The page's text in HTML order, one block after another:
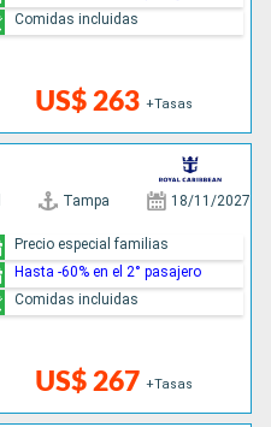
US$ 263 +Tasas
Comidas incluidas
Tampa 18/11/2027
US$ 267 +Tasas
Precio especial familias
Hasta -60% en el 2° pasajero
Comidas incluidas